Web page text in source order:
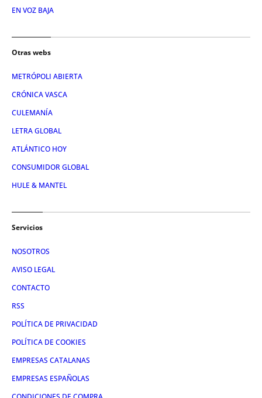
EN VOZ BAJA
Otras webs
METRÓPOLI ABIERTA
CRÓNICA VASCA
CULEMANÍA
LETRA GLOBAL
ATLÁNTICO HOY
CONSUMIDOR GLOBAL
HULE & MANTEL
Servicios
NOSOTROS
AVISO LEGAL
CONTACTO
RSS
POLÍTICA DE PRIVACIDAD
POLÍTICA DE COOKIES
EMPRESAS CATALANAS
EMPRESAS ESPAÑOLAS